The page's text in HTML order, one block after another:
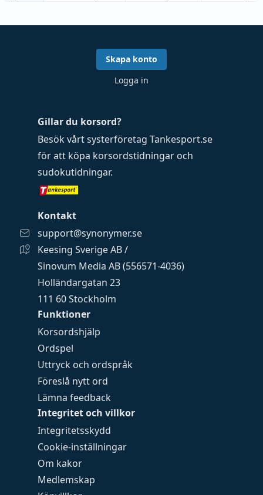
Funktioner
Korsordshjälp
Ordspel
Uttryck och ordspråk
Föreslå nytt ord
Lämna feedback
Integritet och villkor
Integritetsskydd
Cookie-inställningar
Om kakor
Medlemskap
Gillar du korsord?
Besök vårt systerföretag Tankesport.se
för att köpa korsordstidningar och
sudokutidningar.
Kontakt
support@synonymer.se
Keesing Sverige AB /
Sinovum Media AB (556571-4036)
Holländargatan 23
111 60 Stockholm
Skapa konto
Logga in